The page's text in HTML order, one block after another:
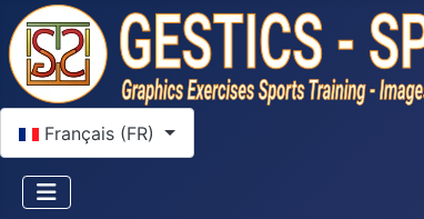
Sélectionnez votre langue
Français (FR)